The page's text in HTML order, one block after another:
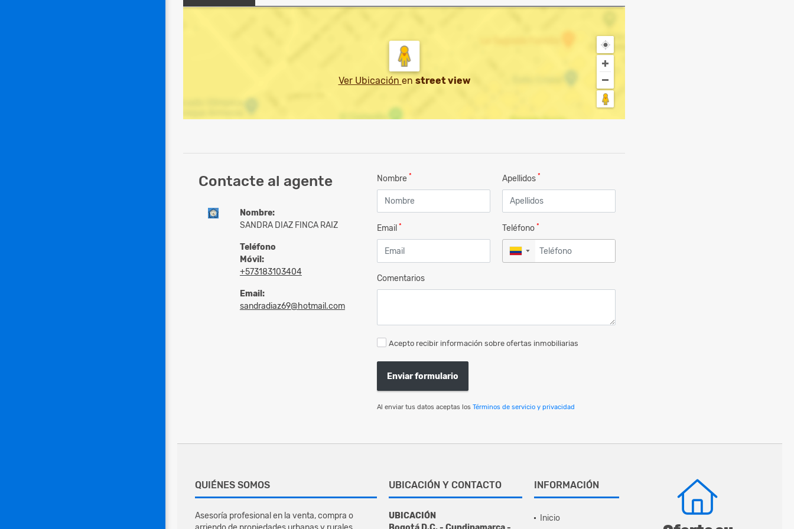
Ver Ubicación en street view
Contacte al agente
Nombre:
SANDRA DIAZ FINCA RAIZ
Teléfono
Móvil:
+573183103404
Email:
sandradiaz69@hotmail.com
Nombre * Apellidos *
Email * Teléfono *
▼
Comentarios
Acepto recibir información sobre ofertas inmobiliarias
Enviar formulario
Al enviar tus datos aceptas los Términos de servicio y privacidad
QUIÉNES SOMOS
Asesoría profesional en la venta, compra o
UBICACIÓN Y CONTACTO
UBICACIÓN
INFORMACIÓN
Inicio